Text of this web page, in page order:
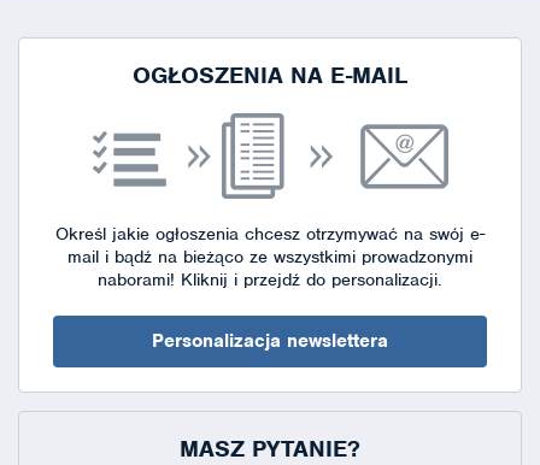
OGŁOSZENIA NA E-MAIL
Określ jakie ogłoszenia chcesz otrzymywać na swój e-
mail i bądź na bieżąco ze wszystkimi prowadzonymi
naborami! Kliknij i przejdź do personalizacji.
Personalizacja newslettera
MASZ PYTANIE?